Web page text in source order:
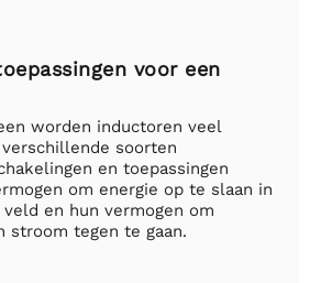
voor een
worden inductoren veel
soorten
en toepassingen
om energie op te slaan in
en hun vermogen om
stroom tegen te gaan.